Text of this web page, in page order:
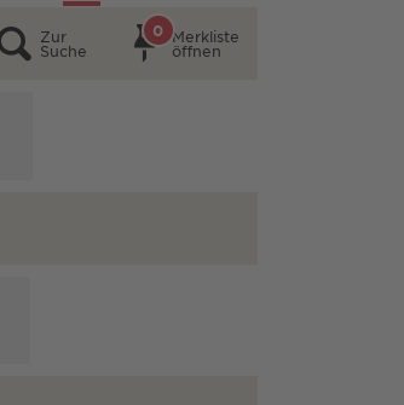
Zur
Suche
Merkliste
öffnen
0